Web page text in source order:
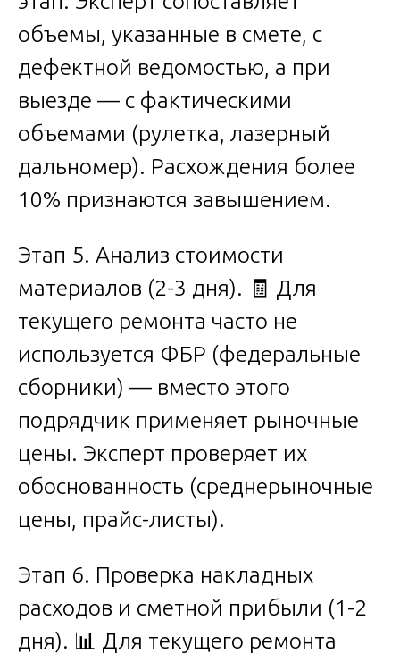
объемы, указанные в смете, с
дефектной ведомостью, а при
выезде — с фактическими
объемами (рулетка, лазерный
дальномер). Расхождения более
10% признаются завышением.
Этап 5. Анализ стоимости
материалов (2-3 дня). 🧾 Для
текущего ремонта часто не
используется ФБР (федеральные
сборники) — вместо этого
подрядчик применяет рыночные
цены. Эксперт проверяет их
обоснованность (среднерыночные
цены, прайс-листы).
Этап 6. Проверка накладных
расходов и сметной прибыли (1-2
дня). 📊 Для текущего ремонта